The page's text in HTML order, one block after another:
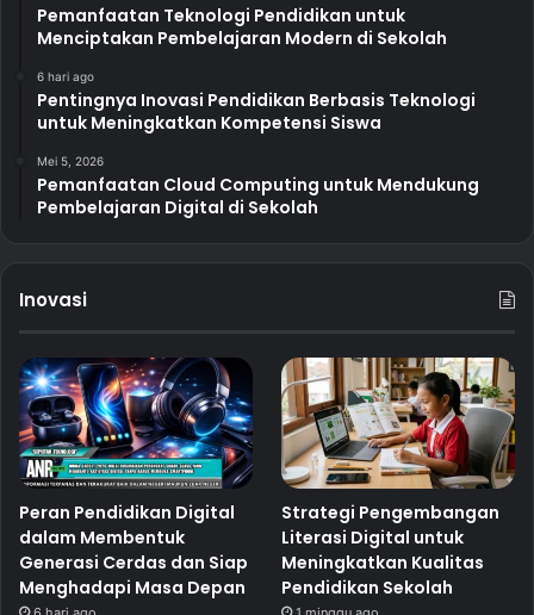
Pemanfaatan Teknologi Pendidikan untuk
Menciptakan Pembelajaran Modern di Sekolah
6 hari ago
Pentingnya Inovasi Pendidikan Berbasis Teknologi
untuk Meningkatkan Kompetensi Siswa
Mei 5, 2026
Pemanfaatan Cloud Computing untuk Mendukung
Pembelajaran Digital di Sekolah
Inovasi
Peran Pendidikan Digital
dalam Membentuk
Generasi Cerdas dan Siap
Menghadapi Masa Depan
Strategi Pengembangan
Literasi Digital untuk
Meningkatkan Kualitas
Pendidikan Sekolah